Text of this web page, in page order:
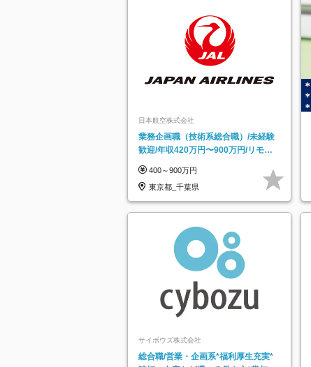
日本航空株式会社
業務企画職（技術系総合職）/未経験
歓迎/年収420万円〜900万円/リモー
400～900万円
東京都_千葉県
サイボウズ株式会社
総合職/営業・企画系*福利厚生充実*